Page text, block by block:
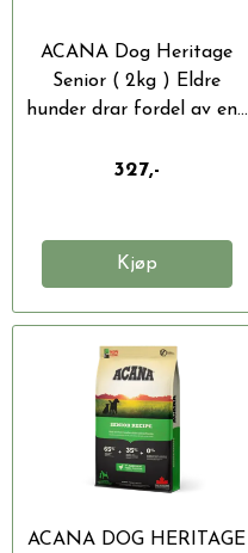
ACANA Dog Heritage
Senior ( 2kg ) Eldre
hunder drar fordel av en...
327,-
Kjøp
ACANA DOG HERITAGE